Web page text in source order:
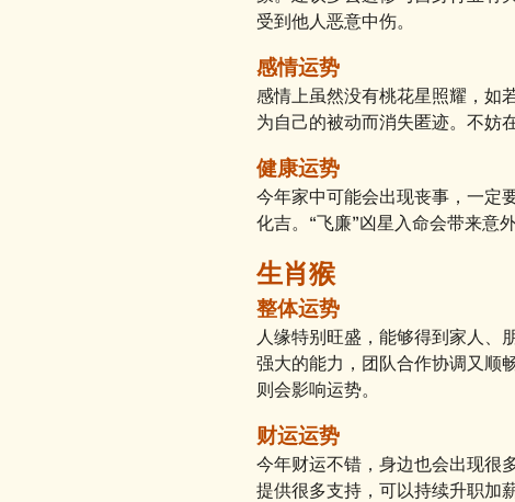
受到他人恶意中伤。
感情运势
感情上虽然没有桃花星照耀，如
为自己的被动而消失匿迹。不妨
健康运势
今年家中可能会出现丧事，一定
化吉。“飞廉”凶星入命会带来意
生肖猴
整体运势
人缘特别旺盛，能够得到家人、
强大的能力，团队合作协调又顺
则会影响运势。
财运运势
今年财运不错，身边也会出现很
提供很多支持，可以持续升职加